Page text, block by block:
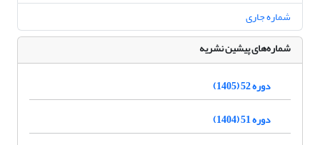
شماره جاری
شماره‌های پیشین نشریه
دوره 52 (1405)
دوره 51 (1404)